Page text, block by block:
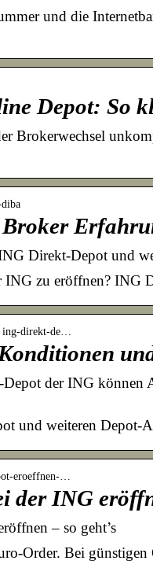
und die
Depot: So
Brokerwechsel
Direkt-Depot und
zu eröffnen? ING
ing-direkt-de…
der ING können
und weiteren
eroeffnen-…
der ING
– so geht’s
Order. Bei